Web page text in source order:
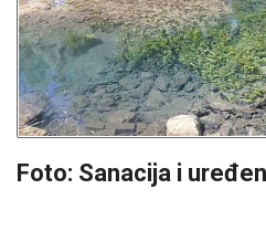
Foto: Sanacija i